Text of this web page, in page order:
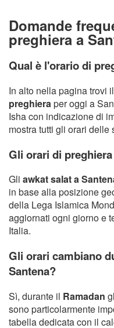
Domande
preghiera a
Qual è l'orario di
In alto nella pagina trovi
preghieraper oggi a
Isha con indicazione di
mostra tutti gli orari
Gli orari di
Gli awkat salat a
in base alla posizione
della Lega Islamica
aggiornati ogni giorno e
Italia.
Gli orari cambiano
Santena?
Sì, durante il Ramadan
sono particolarmente
tabella dedicata con il